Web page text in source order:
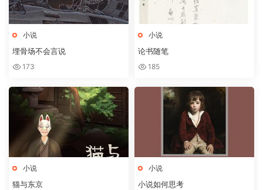
小说
埋骨场不会言说
173
小说
论书随笔
185
小说
猫与东京
小说
小说如何思考